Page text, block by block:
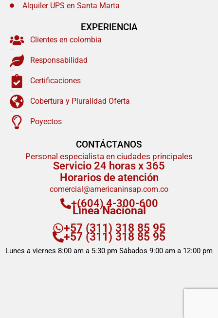
Alquiler UPS en Santa Marta
EXPERIENCIA
Clientes en colombia
Responsabilidad
Certificaciones
Cobertura y Pluralidad Oferta
Poyectos
CONTÁCTANOS
Personal especialista en ciudades principales
Servicio 24 horas x 365
Horarios de atención
comercial@americaninsap.com.co
+(604) 4-300-600
Linea Nacional
+57 (311) 318 85 95
+57 (311) 318 85 95
Lunes a viernes 8:00 am a 5:30 pm Sábados 9:00 am a 12:00 pm